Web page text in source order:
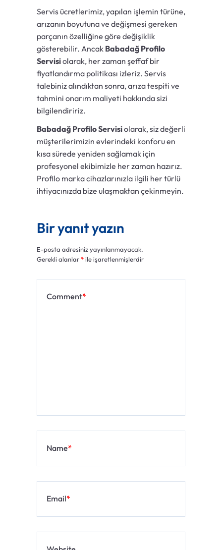
Servis ücretlerimiz, yapılan işlemin türüne,
arızanın boyutuna ve değişmesi gereken
parçanın özelliğine göre değişiklik
gösterebilir. Ancak Babadağ Profilo
Servisiolarak, her zaman şeffaf bir
fiyatlandırma politikası izleriz. Servis
talebiniz alındıktan sonra, arıza tespiti ve
tahmini onarım maliyeti hakkında sizi
bilgilendiririz.
Babadağ Profilo Servisiolarak, siz değerli
müşterilerimizin evlerindeki konforu en
kısa sürede yeniden sağlamak için
profesyonel ekibimizle her zaman hazırız.
Profilo marka cihazlarınızla ilgili her türlü
ihtiyacınızda bize ulaşmaktan çekinmeyin.
Bir yanıt yazın
E-posta adresiniz yayınlanmayacak.
Gerekli alanlar*ile işaretlenmişlerdir
Comment*
Name*
Email*